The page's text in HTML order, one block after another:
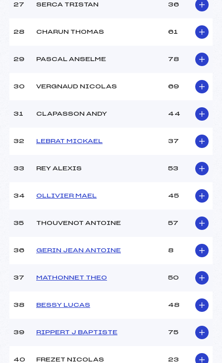
27 SERCA TRISTAN 36
28 CHARUN THOMAS 61
29 PASCAL ANSELME 78
30 VERGNAUD NICOLAS 69
31 CLAPASSON ANDY 44
32 LEBRAT MICKAEL 37
33 REY ALEXIS 53
34 OLLIVIER MAEL 45
35 THOUVENOT ANTOINE 57
36 GERIN JEAN ANTOINE 8
37 MATHONNET THEO 50
38 BESSY LUCAS 48
39 RIPPERT J BAPTISTE 75
40 FREZET NICOLAS 23